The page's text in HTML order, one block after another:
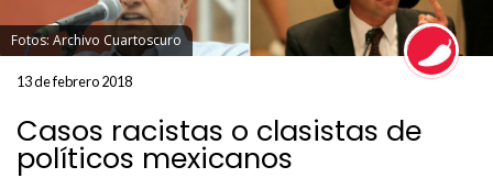
Fotos: Archivo Cuartoscuro
13 de febrero 2018
Casos racistas o clasistas de
políticos mexicanos